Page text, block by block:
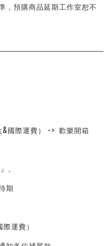
，預購商品延期工作室恕不
國際運費） ->  歡樂開箱
。
期
運費）